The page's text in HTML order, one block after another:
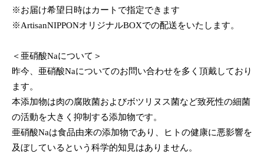
※お届け希望日時はカートで指定できます
※ArtisanNIPPONオリジナルBOXでの配送をいたします。
＜亜硝酸Naについて＞
昨今、亜硝酸Naについてのお問い合わせを多く頂戴しており
ます。
本添加物は肉の腐敗菌およびボツリヌス菌など致死性の細菌
の活動を大きく抑制する添加物です。
亜硝酸Naは食品由来の添加物であり、ヒトの健康に悪影響を
及ぼしているという科学的知見はありません。